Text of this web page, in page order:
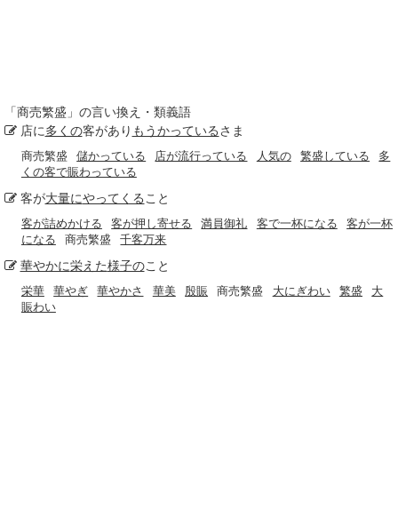
「商売繁盛 」の言い換え・類義語
店に多くの客があり もうかっているさま
商売繁盛 儲かっている 店が流行っている 人気の 繁盛している
多
くの客で賑わっている
客が大量にやってくる こと
客が詰めかける 客が押し寄せる 満員御礼 客で一杯になる
客が一杯
になる
商売繁盛 千客万来
華やかに栄えた様子のこと
栄華 華やぎ 華やかさ 華美 殷賑 商売繁盛 大にぎわい 繁盛
大
賑わい